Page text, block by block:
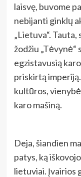
laisvę, buvome
nebijanti ginklų
„Lietuva“.
žodžiu
egzistavusią
priskirtą
kultūros,
karo mašiną.
Deja, šiandien
patys, ką
lietuviai. Įvairios